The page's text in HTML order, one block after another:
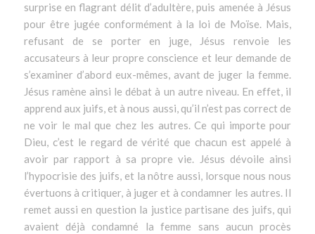
surprise en flagrant délit d’adultère, puis amenée à Jésus
pour être jugée conformément à la loi de Moïse. Mais,
refusant de se porter en juge, Jésus renvoie les
accusateurs à leur propre conscience et leur demande de
s’examiner d’abord eux-mêmes, avant de juger la femme.
Jésus ramène ainsi le débat à un autre niveau. En effet, il
apprend aux juifs, et à nous aussi, qu’il n’est pas correct de
ne voir le mal que chez les autres. Ce qui importe pour
Dieu, c’est le regard de vérité que chacun est appelé à
avoir par rapport à sa propre vie. Jésus dévoile ainsi
l’hypocrisie des juifs, et la nôtre aussi, lorsque nous nous
évertuons à critiquer, à juger et à condamner les autres. Il
remet aussi en question la justice partisane des juifs, qui
avaient déjà condamné la femme sans aucun procès